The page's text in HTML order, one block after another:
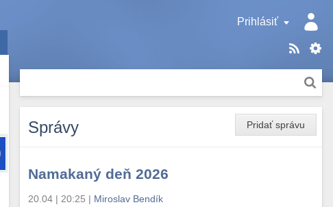
Prihlásiť
Pridať správu
Správy
Namakaný deň 2026
20.04 | 20:25 | Miroslav Bendík